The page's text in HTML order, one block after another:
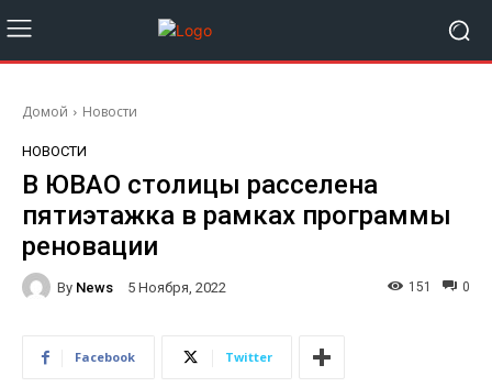
Домой Новости
НОВОСТИ
В ЮВАО столицы расселена
пятиэтажка в рамках программы
реновации
By News 5 Ноября, 2022 0
151
Facebook Twitter